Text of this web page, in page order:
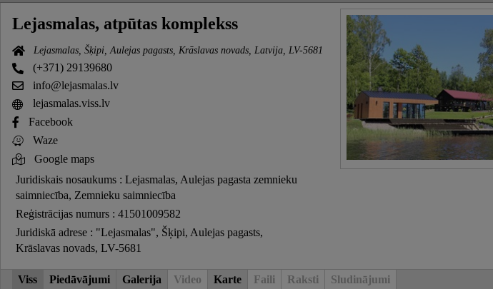
Lejasmalas, atpūtas komplekss
Lejasmalas, Šķipi, Aulejas pagasts, Krāslavas novads, Latvija, LV-5681
(+371) 29139680
info@lejasmalas.lv
lejasmalas.viss.lv
Facebook
Waze
Google maps
Juridiskais nosaukums : Lejasmalas, Aulejas pagasta zemnieku
saimniecība, Zemnieku saimniecība
Reģistrācijas numurs : 41501009582
Juridiskā adrese : "Lejasmalas", Šķipi, Aulejas pagasts,
Krāslavas novads, LV-5681
Viss Piedāvājumi Galerija Video Karte Faili Raksti Sludinājumi